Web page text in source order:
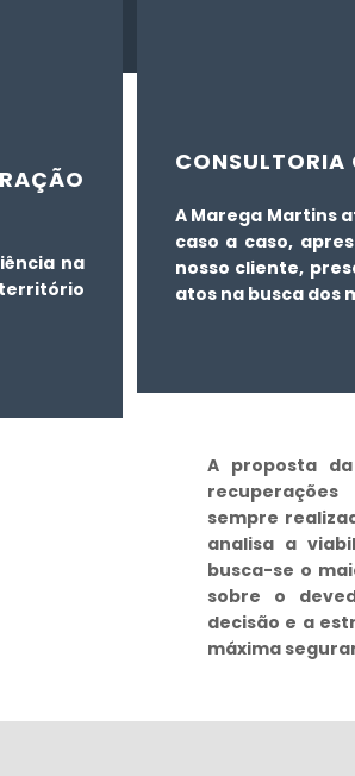
na
CONSULTORIA
A Marega Martins
caso a caso,
nosso cliente,
atos na busca dos
A proposta
sempre
analisa a
busca-se o
sobre o
decisão e a
máxima